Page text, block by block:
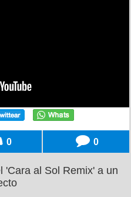
0 0
'Cara al Sol Remix' a un